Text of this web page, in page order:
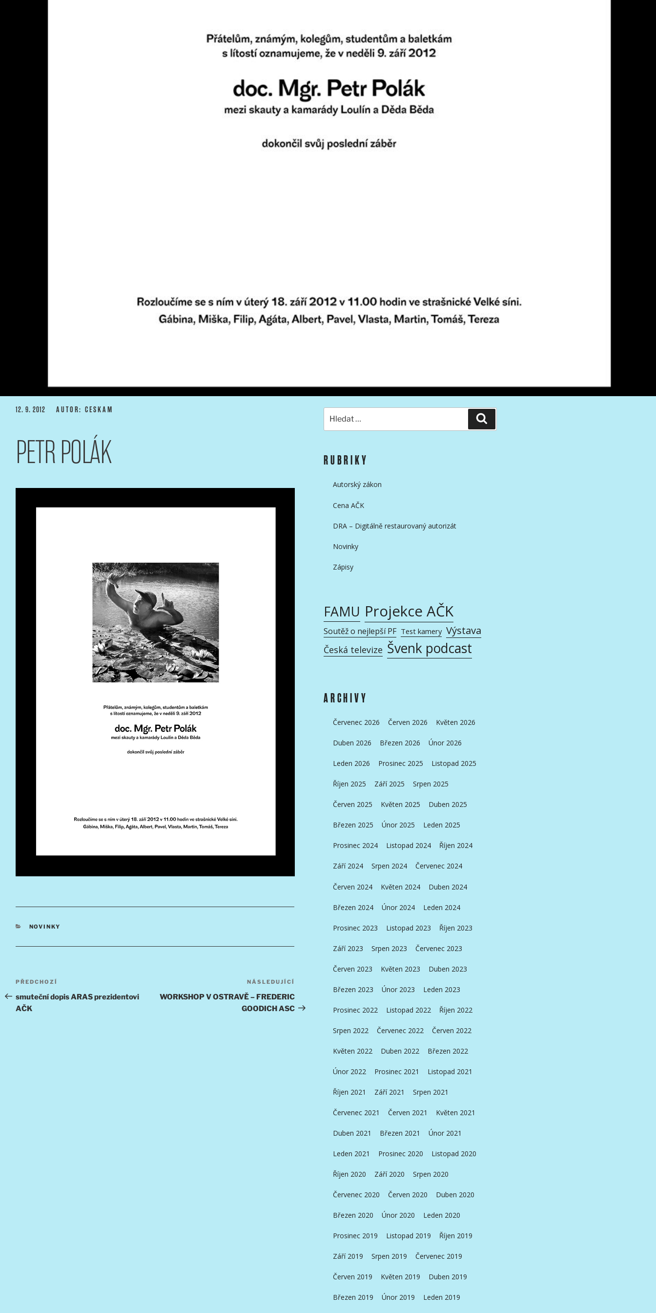
PUBLIKOVÁNO
12. 9. 2012 AUTOR: CESKAM
PETR POLÁK
RUBRIKY
NOVINKY
Navigace
pro
příspěvek
Předchozí
příspěvek
PŘEDCHOZÍ
smuteční dopis ARAS prezidentovi
AČK
příspěvek
NÁSLEDUJÍCÍ
WORKSHOP V OSTRAVĚ – FREDERIC
GOODICH ASC
RUBRIKY
Autorský zákon
Cena AČK
DRA – Digitálně restaurovaný autorizát
Novinky
Zápisy
FAMU Projekce AČK
Soutěž o nejlepší PF Test kamery Výstava
Česká televize Švenk podcast
ARCHIVY
Červenec 2026 Červen 2026 Květen 2026
Duben 2026 Březen 2026 Únor 2026
Leden 2026 Prosinec 2025 Listopad 2025
Říjen 2025 Září 2025 Srpen 2025
Červen 2025 Květen 2025 Duben 2025
Březen 2025 Únor 2025 Leden 2025
Prosinec 2024 Listopad 2024 Říjen 2024
Září 2024 Srpen 2024 Červenec 2024
Červen 2024 Květen 2024 Duben 2024
Březen 2024 Únor 2024 Leden 2024
Prosinec 2023 Listopad 2023 Říjen 2023
Září 2023 Srpen 2023 Červenec 2023
Červen 2023 Květen 2023 Duben 2023
Březen 2023 Únor 2023 Leden 2023
Prosinec 2022 Listopad 2022 Říjen 2022
Srpen 2022 Červenec 2022 Červen 2022
Květen 2022 Duben 2022 Březen 2022
Únor 2022 Prosinec 2021 Listopad 2021
Říjen 2021 Září 2021 Srpen 2021
Červenec 2021 Červen 2021 Květen 2021
Duben 2021 Březen 2021 Únor 2021
Leden 2021 Prosinec 2020 Listopad 2020
Říjen 2020 Září 2020 Srpen 2020
Červenec 2020 Červen 2020 Duben 2020
Březen 2020 Únor 2020 Leden 2020
Prosinec 2019 Listopad 2019 Říjen 2019
Září 2019 Srpen 2019 Červenec 2019
Červen 2019 Květen 2019 Duben 2019
Březen 2019 Únor 2019 Leden 2019